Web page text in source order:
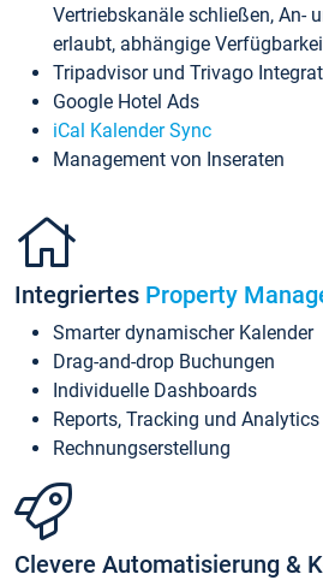
Vertriebskanäle schließen, An-
erlaubt, abhängige
Tripadvisor und Trivago
Google Hotel Ads
iCal Kalender Sync
Management von Inseraten
Integriertes Property
Smarter dynamischer Kalender
Drag-and-drop Buchungen
Individuelle Dashboards
Reports, Tracking und Analytics
Rechnungserstellung
Clevere Automatisierung &